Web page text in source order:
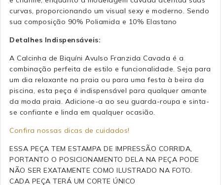
curvas, proporcionando um visual sexy e moderno. Sendo
sua composição 90% Poliamida e 10% Elastano
Detalhes Indispensáveis:
A Calcinha de Biquíni Avulso Franzida Cavada é a
combinação perfeita de estilo e funcionalidade. Seja para
um dia relaxante na praia ou para uma festa à beira da
piscina, esta peça é indispensável para qualquer amante
da moda praia. Adicione-a ao seu guarda-roupa e sinta-
se confiante e linda em qualquer ocasião.
Confira nossas dicas de cuidados!
ESSA PEÇA TEM ESTAMPA DE IMPRESSÃO CORRIDA,
PORTANTO O POSICIONAMENTO DELA NA PEÇA PODE
NÃO SER EXATAMENTE COMO ILUSTRADO NA FOTO.
CADA PEÇA TERÁ UM CORTE ÚNICO